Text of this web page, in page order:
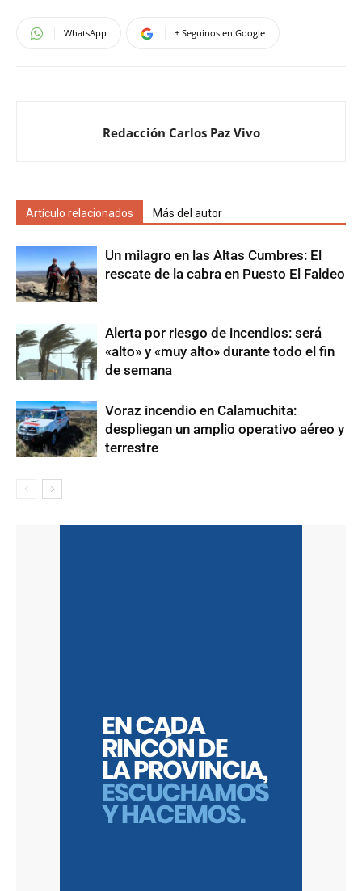
WhatsApp + Seguinos en Google
Redacción Carlos Paz Vivo
Artículo relacionados Más del autor
Un milagro en las Altas Cumbres: El
rescate de la cabra en Puesto El Faldeo
Alerta por riesgo de incendios: será
«alto» y «muy alto» durante todo el fin
de semana
Voraz incendio en Calamuchita:
despliegan un amplio operativo aéreo y
terrestre